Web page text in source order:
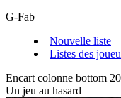
G-Fab
Nouvelle liste
Listes des
Encart colonne bottom
Un jeu au hasard